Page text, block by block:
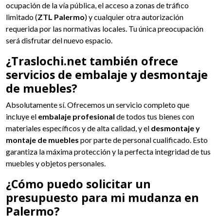
ocupación de la vía pública, el acceso a zonas de tráfico
limitado (ZTL Palermo) y cualquier otra autorización
requerida por las normativas locales. Tu única preocupación
será disfrutar del nuevo espacio.
¿Traslochi.net también ofrece
servicios de embalaje y desmontaje
de muebles?
Absolutamente sí. Ofrecemos un servicio completo que
incluye el embalaje profesional de todos tus bienes con
materiales específicos y de alta calidad, y el desmontaje y
montaje de muebles por parte de personal cualificado. Esto
garantiza la máxima protección y la perfecta integridad de tus
muebles y objetos personales.
¿Cómo puedo solicitar un
presupuesto para mi mudanza en
Palermo?